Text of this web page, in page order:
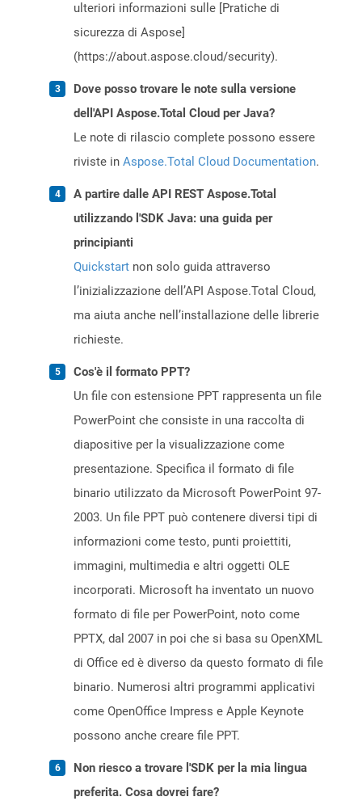
ulteriori informazioni sulle [Pratiche di
sicurezza di Aspose]
(https://about.aspose.cloud/security).
Dove posso trovare le note sulla versione
dell'API Aspose.Total Cloud per Java?
Le note di rilascio complete possono essere
riviste in Aspose.Total Cloud Documentation.
A partire dalle API REST Aspose.Total
utilizzando l'SDK Java: una guida per
principianti
Quickstart non solo guida attraverso
l’inizializzazione dell’API Aspose.Total Cloud,
ma aiuta anche nell’installazione delle librerie
richieste.
Cos'è il formato PPT?
Un file con estensione PPT rappresenta un file
PowerPoint che consiste in una raccolta di
diapositive per la visualizzazione come
presentazione. Specifica il formato di file
binario utilizzato da Microsoft PowerPoint 97-
2003. Un file PPT può contenere diversi tipi di
informazioni come testo, punti proiettiti,
immagini, multimedia e altri oggetti OLE
incorporati. Microsoft ha inventato un nuovo
formato di file per PowerPoint, noto come
PPTX, dal 2007 in poi che si basa su OpenXML
di Office ed è diverso da questo formato di file
binario. Numerosi altri programmi applicativi
come OpenOffice Impress e Apple Keynote
possono anche creare file PPT.
Non riesco a trovare l'SDK per la mia lingua
preferita. Cosa dovrei fare?